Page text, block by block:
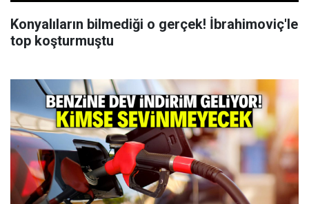
Konyalıların bilmediği o gerçek! İbrahimoviç'le
top koşturmuştu